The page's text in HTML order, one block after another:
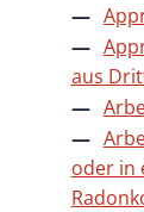
aus
oder in